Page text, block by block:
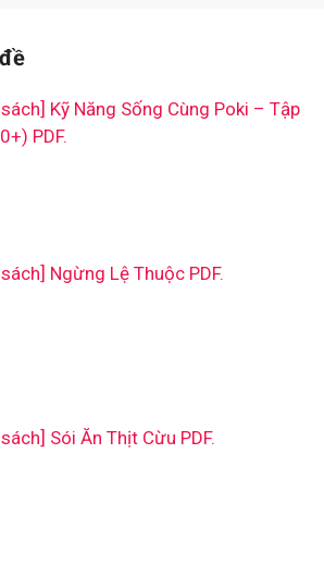
Kỹ Năng Sống Cùng Poki – Tập
PDF.
Ngừng Lệ Thuộc PDF.
Sói Ăn Thịt Cừu PDF.